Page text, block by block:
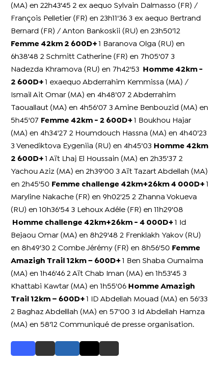
(MA) en 22h43'45 2 ex aequo Sylvain Dalmasso (FR) /
François Pelletier (FR) en 23h11'36 3 ex aequo Bertrand
Bernard (FR) / Anton Bankoskii (RU) en 23h50'12
Femme 42km 2 600D+
1 Baranova Olga (RU) en
6h38'48 2 Schmitt Catherine (FR) en 7h05'07 3
Nadezda Khramova (RU) en 7h42'53
Homme 42km -
2 600D+
1 exaequo Abderrahim Kemmissa (MA) /
Ismail Ait Omar (MA) en 4h48'07 2 Abderrahim
Taouallaut (MA) en 4h56'07 3 Amine Benbouzid (MA) en
5h45'07
Femme 42km - 2 600D+
1 Boukhou Hajar
(MA) en 4h34'27 2 Houmdouch Hassna (MA) en 4h40'23
3 Venediktova Eygeniia (RU) en 4h45'03
Homme 42km
2 600D+
1 Aït Lhaj El Houssain (MA) en 2h35'37 2
Yachou Aziz (MA) en 2h39'00 3 Aït Tazart Abdellah (MA)
en 2h45'50
Femme challenge 42km+26km 4 000D+
Maryline Nakache (FR) en 9h02'25 2 Zhanna Vokueva
(RU) en 10h36'54 3 Lehoux Adéle (FR) en 11h29'08
Homme challenge 42km+26km - 4 000D+
1 Id
Bejaou Omar (MA) en 8h29'48 2 Frenklakh Yakov (RU)
en 8h49'30 2 Combe Jérémy (FR) en 8h56'50
Femme
Amazigh Trail 12km – 600D+
1 Ben Shaba Oumaima
(MA) en 1h46'46 2 Aït Chab Iman (MA) en 1h53'45 3
Khattabi Kawtar (MA) en 1h55'06 Homme Amazigh
Trail 12km – 600D+
1 ID Abdellah Mouad (MA) en 56'33
2 Baghaz Abdelllah (MA) en 57'00 3 Id Abdellah Hamza
(MA) en 58'12 Communiqué de presse organisation.